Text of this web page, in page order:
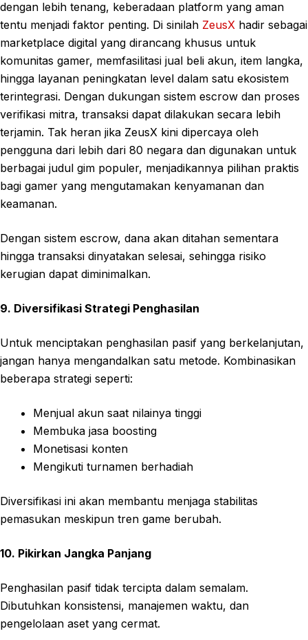
dengan lebih tenang, keberadaan platform yang aman
tentu menjadi faktor penting. Di sinilah ZeusX hadir sebagai
marketplace digital yang dirancang khusus untuk
komunitas gamer, memfasilitasi jual beli akun, item langka,
hingga layanan peningkatan level dalam satu ekosistem
terintegrasi. Dengan dukungan sistem escrow dan proses
verifikasi mitra, transaksi dapat dilakukan secara lebih
terjamin. Tak heran jika ZeusX kini dipercaya oleh
pengguna dari lebih dari 80 negara dan digunakan untuk
berbagai judul gim populer, menjadikannya pilihan praktis
bagi gamer yang mengutamakan kenyamanan dan
keamanan.
Dengan sistem escrow, dana akan ditahan sementara
hingga transaksi dinyatakan selesai, sehingga risiko
kerugian dapat diminimalkan.
9. Diversifikasi Strategi Penghasilan
Untuk menciptakan penghasilan pasif yang berkelanjutan,
jangan hanya mengandalkan satu metode. Kombinasikan
beberapa strategi seperti:
Menjual akun saat nilainya tinggi
Membuka jasa boosting
Monetisasi konten
Mengikuti turnamen berhadiah
Diversifikasi ini akan membantu menjaga stabilitas
pemasukan meskipun tren game berubah.
10. Pikirkan Jangka Panjang
Penghasilan pasif tidak tercipta dalam semalam.
Dibutuhkan konsistensi, manajemen waktu, dan
pengelolaan aset yang cermat.